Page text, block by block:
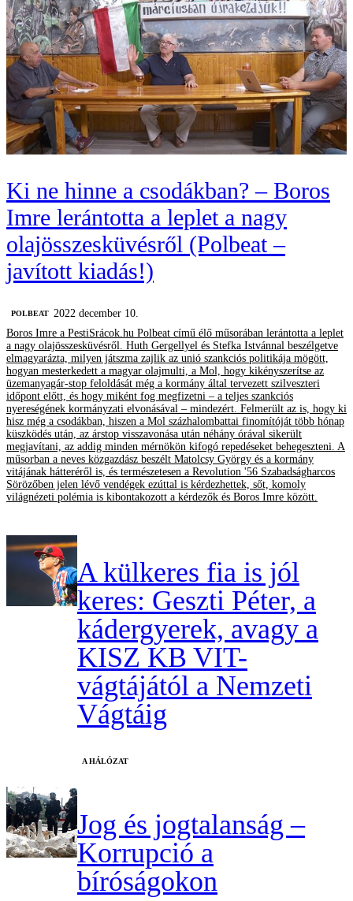
Ki ne hinne a csodákban? – Boros
Imre lerántotta a leplet a nagy
olajösszesküvésről (Polbeat –
javított kiadás!)
‎POLBEAT
2022 december 10.
Boros Imre a PestiSrácok.hu Polbeat című élő műsorában lerántotta a leplet
a nagy olajösszesküvésről. Huth Gergellyel és Stefka Istvánnal beszélgetve
elmagyarázta, milyen játszma zajlik az unió szankciós politikája mögött,
hogyan mesterkedett a magyar olajmulti, a Mol, hogy kikényszerítse az
üzemanyagár-stop feloldását még a kormány által tervezett szilveszteri
időpont előtt, és hogy miként fog megfizetni – a teljes szankciós
nyereségének kormányzati elvonásával – mindezért. Felmerült az is, hogy ki
hisz még a csodákban, hiszen a Mol százhalombattai finomítóját több hónap
küszködés után, az árstop visszavonása után néhány órával sikerült
megjavítani, az addig minden mérnökön kifogó repedéseket behegeszteni. A
műsorban a neves közgazdász beszélt Matolcsy György és a kormány
vitájának hátteréről is, és természetesen a Revolution '56 Szabadságharcos
Sörözőben jelen lévő vendégek ezúttal is kérdezhettek, sőt, komoly
világnézeti polémia is kibontakozott a kérdezők és Boros Imre között.
A külkeres fia is jól
keres: Geszti Péter, a
kádergyerek, avagy a
KISZ KB VIT-
vágtájától a Nemzeti
Vágtáig
A HÁLÓZAT
Jog és jogtalanság –
Korrupció a
bíróságokon